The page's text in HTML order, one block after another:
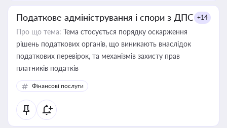
Податкове адміністрування і спори з ДПС +14
Про що тема: Тема стосується порядку оскарження
рішень податкових органів, що виникають внаслідок
податкових перевірок, та механізмів захисту прав
платників податків
Фінансові послуги